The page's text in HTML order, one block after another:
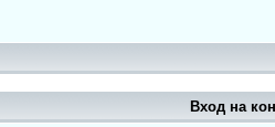
Вход на